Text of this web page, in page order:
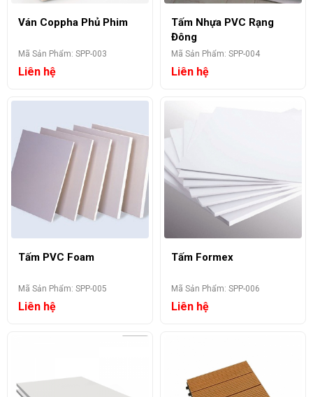
Ván Coppha Phủ Phim
Mã Sản Phẩm: SPP-003
Liên hệ
Tấm Nhựa PVC Rạng
Đông
Mã Sản Phẩm: SPP-004
Liên hệ
Tấm PVC Foam
Mã Sản Phẩm: SPP-005
Liên hệ
Tấm Formex
Mã Sản Phẩm: SPP-006
Liên hệ